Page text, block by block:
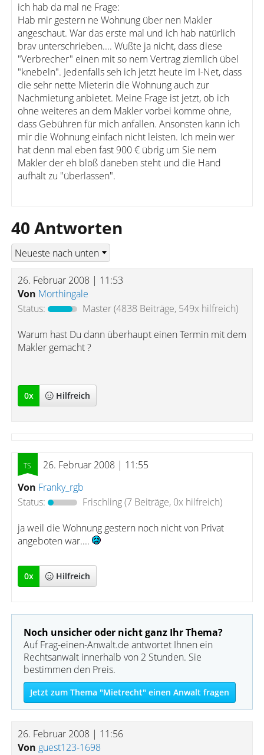
ich hab da mal ne Frage:
Hab mir gestern ne Wohnung über nen Makler
angeschaut. War das erste mal und ich hab natürlich
brav unterschrieben.... Wußte ja nicht, dass diese
"Verbrecher" einen mit so nem Vertrag ziemlich übel
"knebeln". Jedenfalls seh ich jetzt heute im I-Net, dass
die sehr nette Mieterin die Wohnung auch zur
Nachmietung anbietet. Meine Frage ist jetzt, ob ich
ohne weiteres an dem Makler vorbei komme ohne,
dass Gebühren für mich anfallen. Ansonsten kann ich
mir die Wohnung einfach nicht leisten. Ich mein wer
hat denn mal eben fast 900 € übrig um Sie nem
Makler der eh bloß daneben steht und die Hand
aufhält zu "überlassen".
40 Antworten
26. Februar 2008 | 11:53
Von Morthingale
Status:
Master(4838 Beiträge, 549x hilfreich)
Warum hast Du dann überhaupt einen Termin mit dem
Makler gemacht ?
0x Hilfreich
26. Februar 2008 | 11:55
Von Franky_rgb
Status:
Frischling(7 Beiträge, 0x hilfreich)
ja weil die Wohnung gestern noch nicht von Privat
angeboten war....
0x Hilfreich
Noch unsicher oder nicht ganz Ihr Thema?
Auf Frag-einen-Anwalt.de antwortet Ihnen ein
Rechtsanwalt innerhalb von 2 Stunden. Sie
bestimmen den Preis.
Jetzt zum Thema "Mietrecht" einen Anwalt fragen
26. Februar 2008 | 11:56
Von guest123-1698